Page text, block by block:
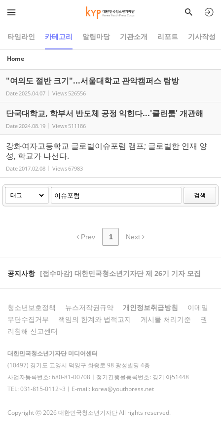
타임라인 카테고리 알림마당 기관소개 리포트 기사작성
Home
"여의도 절반 크기"...서울대학교 관악캠퍼스 탐방
Date2025.04.07 Views 526556
단국대학교, 학부서 반도체 공정 익힌다...'클린룸' 개관해
Date2024.08.19 Views 511186
강화여자고등학교 글로벌이슈포럼 캠프; 글로벌한 인재 양
성, 학교가 나선다.
Date2017.02.08 Views67983
검색
Prev 1 Next
공지사항 [접수마감] 대한민국청소년기자단 제 26기 기자 모집
청소년보호정책 뉴스저작권규약 개인정보취급방침
이메일
무단수집거부
책임의 한계와 법적고지 게시물 처리기준
권
리침해 신고센터
대한민국청소년기자단 미디어센터
(10497) 경기도 고양시 덕양구 화중로 98 광성빌딩 4층
사업자등록번호: 680-81-00708ㅣ정기간행물등록번호: 경기 아51448
TEL: 031-815-0112~3ㅣE-mail: korea@youthpress.net
Copyright ⓒ 2026 대한민국청소년기자단 All rights reserved.
Sketchbook5, 스케치북5